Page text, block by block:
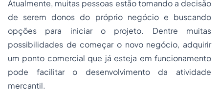
Atualmente, muitas pessoas estão tomando a decisão
de serem donos do próprio negócio e buscando
opções para iniciar o projeto. Dentre muitas
possibilidades de começar o novo negócio, adquirir
um ponto comercial que já esteja em funcionamento
pode facilitar o desenvolvimento da atividade
mercantil.